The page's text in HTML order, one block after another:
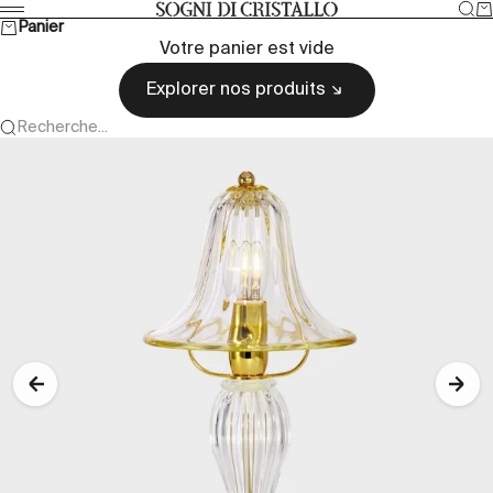
Passer au contenu Sogni di cristallo
Menu
Panier
Votre panier est vide
Explorer nos produits
Recherche...